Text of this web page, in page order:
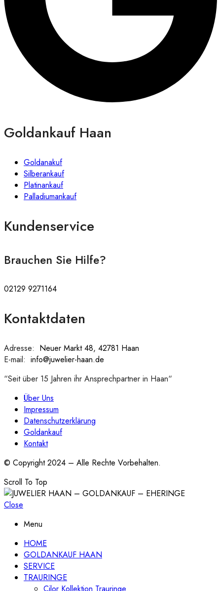
Goldankauf Haan
Goldanakuf
Silberankauf
Platinankauf
Palladiumankauf
Kundenservice
Brauchen Sie Hilfe?
02129 9271164
Kontaktdaten
Adresse: Neuer Markt 48, 42781 Haan
E-mail: info@juwelier-haan.de
“Seit über 15 Jahren ihr Ansprechpartner in Haan“
Über Uns
Impressum
Datenschutzerklärung
Goldankauf
Kontakt
© Copyright 2024 – Alle Rechte Vorbehalten.
Scroll To Top
Close
Menu
HOME
GOLDANKAUF HAAN
SERVICE
TRAURINGE